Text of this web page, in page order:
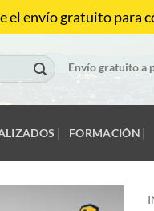
Envío gratuito a
FORMACIÓN
el envío gratuito para